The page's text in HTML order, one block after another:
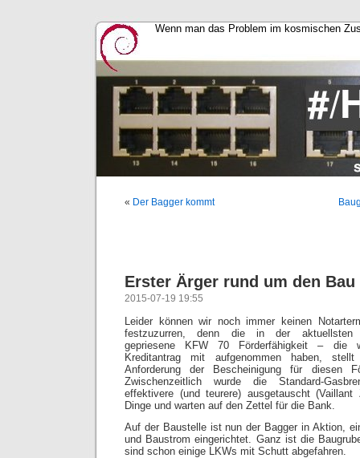
Wenn man das Problem im kosmischen
« Der Bagger kommt
Erster Ärger rund um den Bau
2015-07-19 19:55
Leider können wir noch immer keinen
festzuzurren, denn die in der aktuellsten
gepriesene KFW 70 Förderfähigkeit – die
Kreditantrag mit aufgenommen haben,
Anforderung der Bescheinigung für diesen
Zwischenzeitlich wurde die Standard-
effektivere (und teurere) ausgetauscht (Vaillant
Dinge und warten auf den Zettel für die Bank.
Auf der Baustelle ist nun der Bagger in Aktion,
und Baustrom eingerichtet. Ganz ist die
sind schon einige LKWs mit Schutt abgefahren.